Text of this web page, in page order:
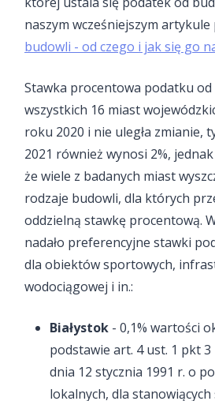
naszym wcześniejszym artykule
budowli - od czego i jak się go
Stawka procentowa podatku
wszystkich 16 miast
roku 2020 i nie uległa zmianie,
2021 również wynosi 2%,
że wiele z badanych miast
rodzaje budowli, dla których
oddzielną stawkę procentową.
nadało preferencyjne stawki
dla obiektów sportowych,
wodociągowej i in.:
Białystok - 0,1% wartości
podstawie art. 4 ust. 1 pkt 3
dnia 12 stycznia 1991 r. o
lokalnych, dla